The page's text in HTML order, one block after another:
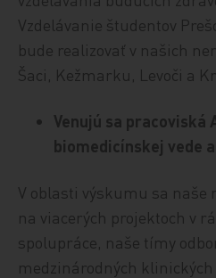
Vzdelávanie študentov
bude realizovať v našich
Šaci, Kežmarku, Levoči a
Venujú sa pracoviská
biomedicínskej vede
V oblasti výskumu sa naše
na viacerých projektoch v
spolupráce, naše tímy
medzinárodných klinických